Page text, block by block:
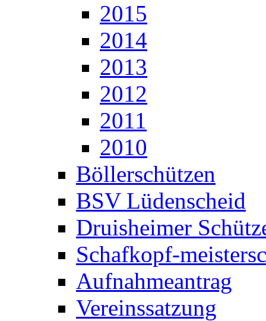
2015
2014
2013
2012
2011
2010
Böllerschützen
BSV Lüdenscheid
Druisheimer
Schafkopf-
Aufnahmeantrag
Vereinssatzung